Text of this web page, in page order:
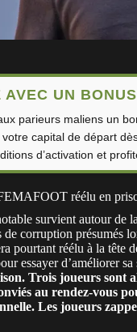
AVEC UN
parieurs maliens un
votre capital de départ
d’activation et
réélu en
survient autour de
corruption présumés
pourtant réélu à la tête
essayer d’améliorer
Trois joueurs sont
au rendez-vous
Les joueurs